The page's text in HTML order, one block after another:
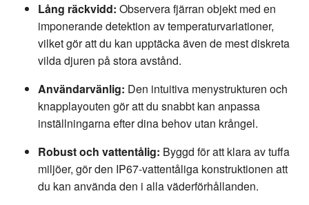
Lång räckvidd: Observera fjärran objekt med en
imponerande detektion av temperaturvariationer,
vilket gör att du kan upptäcka även de mest diskreta
vilda djuren på stora avstånd.
Användarvänlig: Den intuitiva menystrukturen och
knapplayouten gör att du snabbt kan anpassa
inställningarna efter dina behov utan krångel.
Robust och vattentålig: Byggd för att klara av tuffa
miljöer, gör den IP67-vattentåliga konstruktionen att
du kan använda den i alla väderförhållanden.